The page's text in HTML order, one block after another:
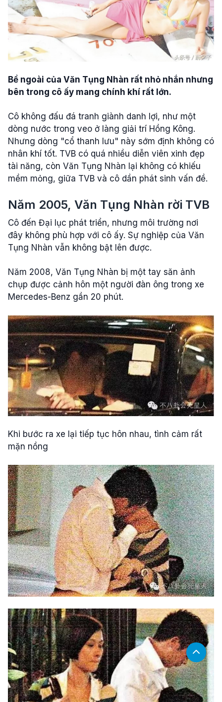
Bề ngoài của Văn Tụng Nhàn rất nhỏ nhắn nhưng
bên trong cô ấy mang chính khí rất lớn.
Cô không đấu đá tranh giành danh lợi, như một
dòng nước trong veo ở làng giải trí Hồng Kông.
Nhưng dòng "cổ thanh lưu" này sớm định không có
nhân khí tốt. TVB có quá nhiều diễn viên xinh đẹp
tài năng, còn Văn Tụng Nhàn lại không có khiếu
mềm mỏng, giữa TVB và cô dần phát sinh vấn đề.
Năm 2005, Văn Tụng Nhàn rời TVB
Cô đến Đại lục phát triển, nhưng môi trường nơi
đây không phù hợp với cô ấy. Sự nghiệp của Văn
Tụng Nhàn vẫn không bật lên được.
Năm 2008, Văn Tụng Nhàn bị một tay săn ảnh
chụp được cảnh hôn một người đàn ông trong xe
Mercedes-Benz gần 20 phút.
Khi bước ra xe lại tiếp tục hôn nhau, tình cảm rất
mặn nồng